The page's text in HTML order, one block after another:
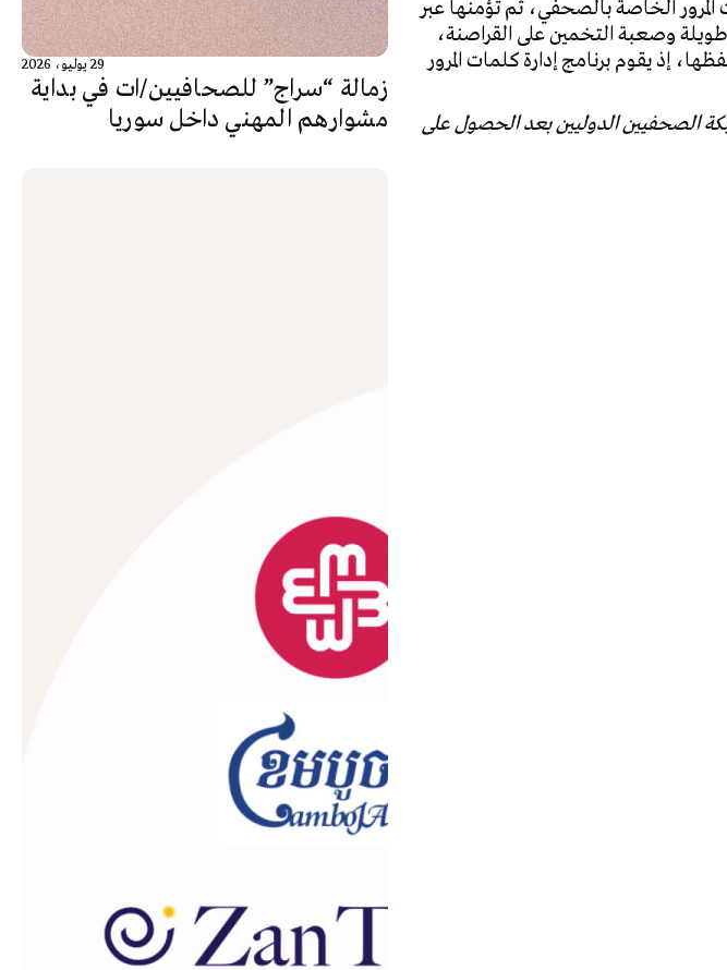
الخاصة بالصحفي، ثم تؤمنها عبر
وصعبة التخمين على القراصنة،
إذ يقوم برنامج إدارة كلمات المرور
الصحفيين الدوليين بعد الحصول على
29 يوليو، 2026
زمالة “سراج” للصحافيين/ات في بداية
مشوارهم المهني داخل سوريا